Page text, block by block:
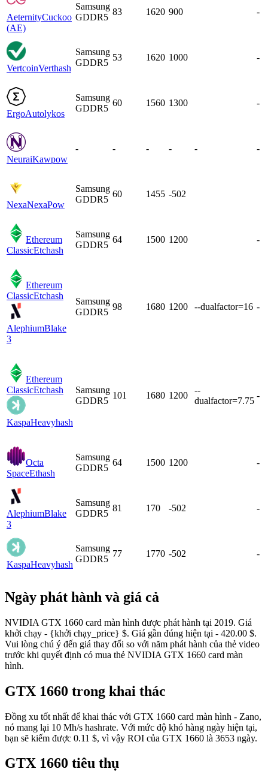
AeternityCuckoo
(AE)
Samsung
GDDR5
83 1620 900 -
VertcoinVerthash
Samsung
GDDR5
53 1620 1000 -
ErgoAutolykos
Samsung
GDDR5
60 1560 1300 -
NeuraiKawpow
- - - - - -
NexaNexaPow
Samsung
GDDR5
60 1455 -502
Ethereum
ClassicEtchash
Samsung
GDDR5
64 1500 1200 -
Ethereum
ClassicEtchash
AlephiumBlake
3
Samsung
GDDR5
98 1680 1200 --dualfactor=16 -
Ethereum
ClassicEtchash
KaspaHeavyhash
Samsung
GDDR5
101 1680 1200
--
dualfactor=7.75
-
Octa
SpaceEthash
Samsung
GDDR5
64 1500 1200 -
AlephiumBlake
3
Samsung
GDDR5
81 170 -502 -
KaspaHeavyhash
Samsung
GDDR5
77 1770 -502 -
Ngày phát hành và giá cả
NVIDIA GTX 1660 card màn hình được phát hành tại 2019. Giá
khởi chạy - {khởi chạy_price} $. Giá gần đúng hiện tại - 420.00 $.
Vui lòng chú ý đến giá thay đổi so với năm phát hành của thẻ video
trước khi quyết định có mua thẻ NVIDIA GTX 1660 card màn
hình.
GTX 1660 trong khai thác
Đồng xu tốt nhất để khai thác với GTX 1660 card màn hình - Zano,
nó mang lại 10 Mh/s hashrate. Với mức độ khó hàng ngày hiện tại,
bạn sẽ kiếm được 0.11 $, vì vậy ROI của GTX 1660 là 3653 ngày.
GTX 1660 tiêu thụ